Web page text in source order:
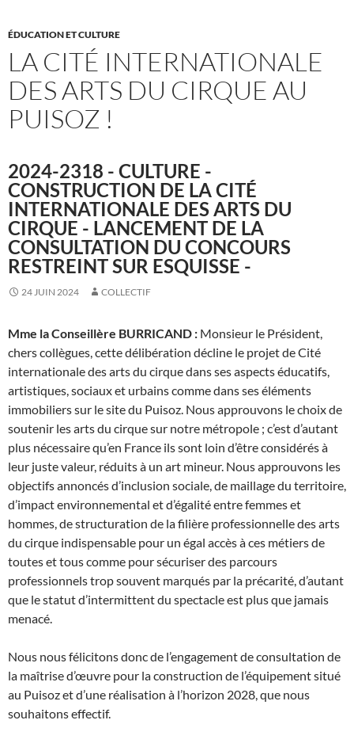
ÉDUCATION ET CULTURE
LA CITÉ INTERNATIONALE
DES ARTS DU CIRQUE AU
PUISOZ !
2024-2318 - CULTURE -
CONSTRUCTION DE LA CITÉ
INTERNATIONALE DES ARTS DU
CIRQUE - LANCEMENT DE LA
CONSULTATION DU CONCOURS
RESTREINT SUR ESQUISSE -
24 JUIN 2024 COLLECTIF
Mme la Conseillère BURRICAND : Monsieur le Président,
chers collègues, cette délibération décline le projet de Cité
internationale des arts du cirque dans ses aspects éducatifs,
artistiques, sociaux et urbains comme dans ses éléments
immobiliers sur le site du Puisoz. Nous approuvons le choix de
soutenir les arts du cirque sur notre métropole ; c’est d’autant
plus nécessaire qu’en France ils sont loin d’être considérés à
leur juste valeur, réduits à un art mineur. Nous approuvons les
objectifs annoncés d’inclusion sociale, de maillage du territoire,
d’impact environnemental et d’égalité entre femmes et
hommes, de structuration de la filière professionnelle des arts
du cirque indispensable pour un égal accès à ces métiers de
toutes et tous comme pour sécuriser des parcours
professionnels trop souvent marqués par la précarité, d’autant
que le statut d’intermittent du spectacle est plus que jamais
menacé.
Nous nous félicitons donc de l’engagement de consultation de
la maîtrise d’œuvre pour la construction de l’équipement situé
au Puisoz et d’une réalisation à l’horizon 2028, que nous
souhaitons effectif.